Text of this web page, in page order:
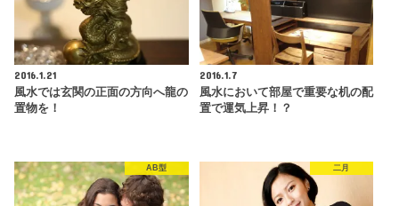
2016.1.21
風水では玄関の正面の方向へ龍の
置物を！
2016.1.7
風水において部屋で重要な机の配
置で運気上昇！？
AB型 二月